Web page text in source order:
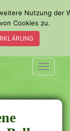
Nutzung der
Cookies zu.